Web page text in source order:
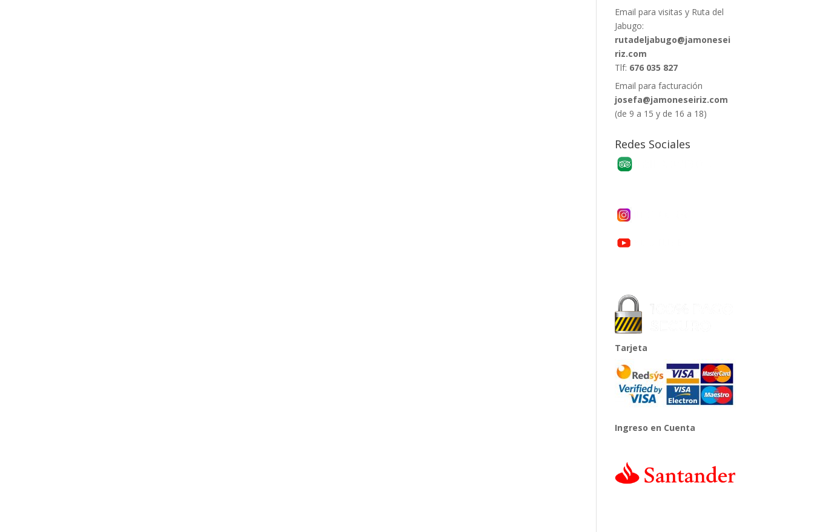
Email para visitas y Ruta del
Jabugo:
rutadeljabugo@jamonesei
riz.com
Tlf: 676 035 827
Email para facturación
josefa@jamoneseiriz.com
(de 9 a 15 y de 16 a 18)
Redes Sociales
Tarjeta
Ingreso en Cuenta